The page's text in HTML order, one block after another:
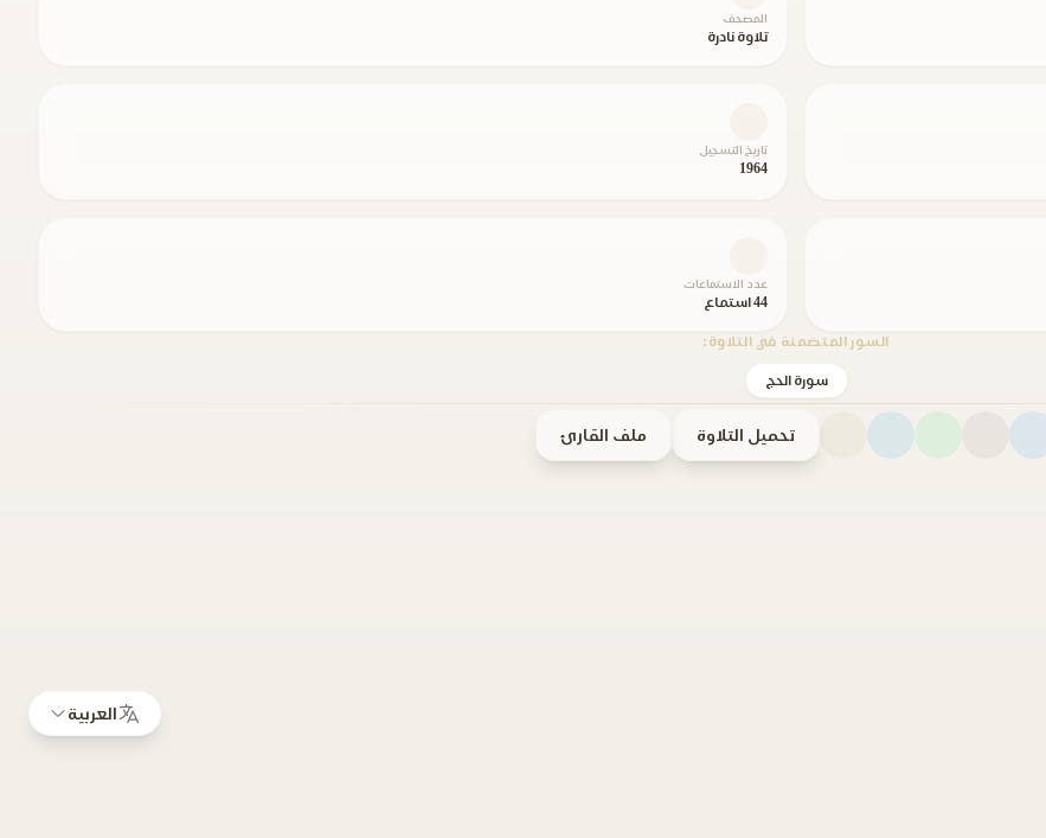
المصحف
تلاوة نادرة
تاريخ التسجيل
1964
عدد الاستماعات
44 استماع
السور المتضمنة في التلاوة:
سورة الحج
تحميل التلاوة ملف القارئ
العربية